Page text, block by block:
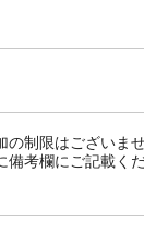
の制限はございま
備考欄にご記載く